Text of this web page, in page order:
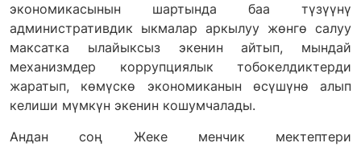
экономикасынын шартында баа түзүүнү
административдик ыкмалар аркылуу жөнгө салуу
максатка ылайыксыз экенин айтып, мындай
механизмдер коррупциялык тобокелдиктерди
жаратып, көмүскө экономиканын өсүшүнө алып
келиши мүмкүн экенин кошумчалады.
Андан соң Жеке менчик мектептери